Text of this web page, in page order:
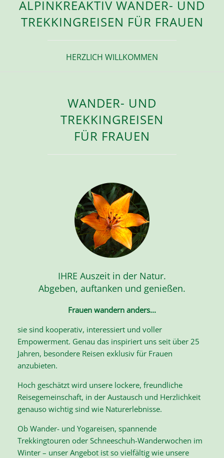
ALPINKREAKTIV WANDER- UND
TREKKINGREISEN FÜR FRAUEN
HERZLICH WILLKOMMEN
WANDER- UND
TREKKINGREISEN
FÜR FRAUEN
IHRE Auszeit in der Natur.
Abgeben, auftanken und genießen.
Frauen wandern anders...
sie sind kooperativ, interessiert und voller
Empowerment. Genau das inspiriert uns seit über 25
Jahren, besondere Reisen exklusiv für Frauen
anzubieten.
Hoch geschätzt wird unsere lockere, freundliche
Reisegemeinschaft, in der Austausch und Herzlichkeit
genauso wichtig sind wie Naturerlebnisse.
Ob Wander- und Yogareisen, spannende
Trekkingtouren oder Schneeschuh-Wanderwochen im
Winter – unser Angebot ist so vielfältig wie unsere